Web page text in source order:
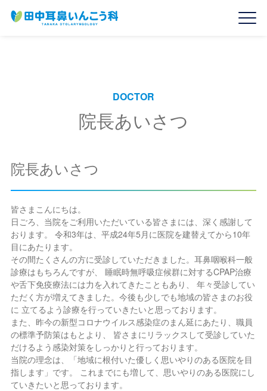
DOCTOR
院長あいさつ
院長あいさつ
皆さまこんにちは。
日ごろ、当院をご利用いただいている皆さまには、深く感謝して
おります。
令和3年は、平成24年5月に医院を建替えてから10年
目にあたります。
その間たくさんの方に受診していただきました。耳鼻咽喉科一般
診療はもちろんですが、
睡眠時無呼吸症候群に対するCPAP治療
や舌下免疫療法には力を入れてきたこともあり、
年々受診してい
ただく方が増えてきました。今後も少しでも地域の皆さまのお役
に 立てるよう診療を行っていきたいと思っております。
また、昨今の新型コロナウイルス感染症のまん延にあたり、職員
の標準予防策はもとより、
皆さまにリラックスして受診していた
だけるよう感染対策をしっかりと行っております。
当院の理念は、「地域に根付いた優しく思いやりのある医院を目
指します」です。
これまでにも増して、思いやりのある医院にし
ていきたいと思っております。